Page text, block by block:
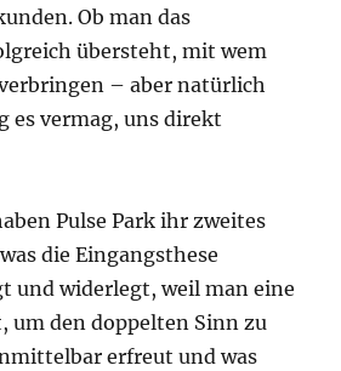
Ob man das
übersteht, mit wem
– aber natürlich
es vermag, uns direkt
Pulse Park ihr zweites
die Eingangsthese
und widerlegt, weil man eine
um den doppelten Sinn zu
erfreut und was